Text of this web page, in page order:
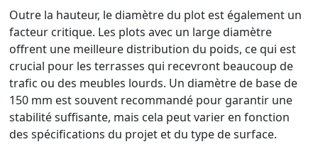
Outre la hauteur, le diamètre du plot est également un
facteur critique. Les plots avec un large diamètre
offrent une meilleure distribution du poids, ce qui est
crucial pour les terrasses qui recevront beaucoup de
trafic ou des meubles lourds. Un diamètre de base de
150 mm est souvent recommandé pour garantir une
stabilité suffisante, mais cela peut varier en fonction
des spécifications du projet et du type de surface.